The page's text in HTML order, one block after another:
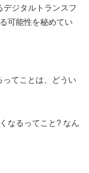
ジタルトランスフ
可能性を秘めてい
ってことは、どうい
なるってこと? なん